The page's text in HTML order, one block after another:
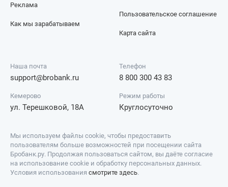
Реклама
Как мы зарабатываем
Пользовательское соглашение
Карта сайта
Наша почта
support@brobank.ru
Телефон
8 800 300 43 83
Кемерово
ул. Терешковой, 18А
Режим работы
Круглосуточно
Мы используем файлы cookie, чтобы предоставить
пользователям больше возможностей при посещении сайта
Бробанк.ру. Продолжая пользоваться сайтом, вы даёте согласие
на использование cookie и обработку персональных данных.
Условия использования смотрите здесь.